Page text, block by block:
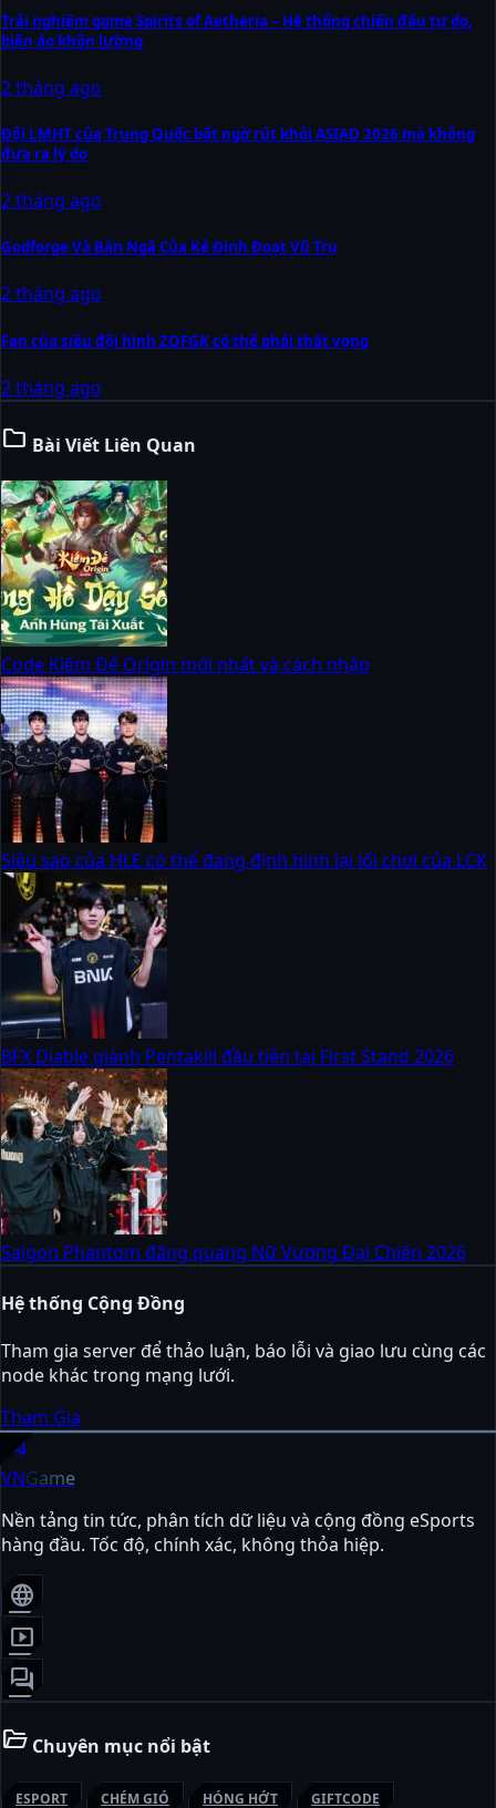
Trải nghiệm game Spirits of Aetheria – Hệ thống chiến đấu tự do,
biến ảo khôn lường
2 tháng ago
Đội LMHT của Trung Quốc bất ngờ rút khỏi ASIAD 2026 mà không
đưa ra lý do
2 tháng ago
Godforge Và Bản Ngã Của Kẻ Định Đoạt Vũ Trụ
2 tháng ago
Fan của siêu đội hình ZOFGK có thể phải thất vọng
2 tháng ago
folder Bài Viết Liên Quan
Code Kiếm Đế Origin mới nhất và cách nhập
Siêu sao của HLE có thể đang định hình lại lối chơi của LCK
BFX Diable giành Pentakill đầu tiên tại First Stand 2026
Saigon Phantom đăng quang Nữ Vương Đại Chiến 2026
Hệ thống Cộng Đồng
Tham gia server để thảo luận, báo lỗi và giao lưu cùng các
node khác trong mạng lưới.
Tham Gia
sports_esports
VNGame
Nền tảng tin tức, phân tích dữ liệu và cộng đồng eSports
hàng đầu. Tốc độ, chính xác, không thỏa hiệp.
language
smart_display
forum
folder_open Chuyên mục nổi bật
ESPORT CHÉM GIÓ HÓNG HỚT GIFTCODE